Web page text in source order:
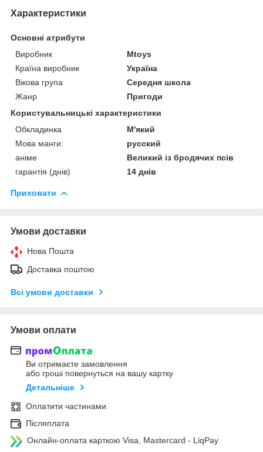
Характеристики
Основні атрибути
Виробник
Mtoys
Країна виробник
Україна
Вікова група
Середня школа
Жанр
Пригоди
Користувальницькі характеристики
Обкладинка
М'який
Мова манги:
русский
аніме
Великий із бродячих псів
гарантія (днів)
14 днів
Приховати
Умови доставки
Нова Пошта
Доставка поштою
Всі умови доставки
Умови оплати
Ви отримаєте замовлення
або гроші повернуться на вашу картку
Детальніше
Оплатити частинами
Післяплата
Онлайн-оплата карткою Visa, Mastercard - LiqPay